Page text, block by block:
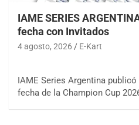
IAME SERIES
fecha con Invitados
4 agosto, 2026 E-Kart
IAME Series Argentina
fecha de la Champion Cup